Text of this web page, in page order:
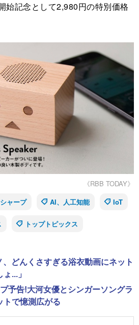
始記念として2,980円の特別価格
《RBB TODAY》
シャープ AI、人工知能 IoT
トップトピックス
どんくさすぎる浴衣動画にネット
...」
予告!大河女優とシンガーソングラ
トで憶測広がる